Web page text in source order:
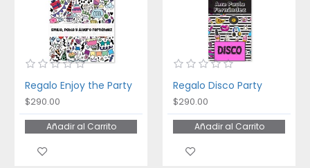
Regalo Enjoy the Party
$290.00
Añadir al Carrito
Regalo Disco Party
$290.00
Añadir al Carrito